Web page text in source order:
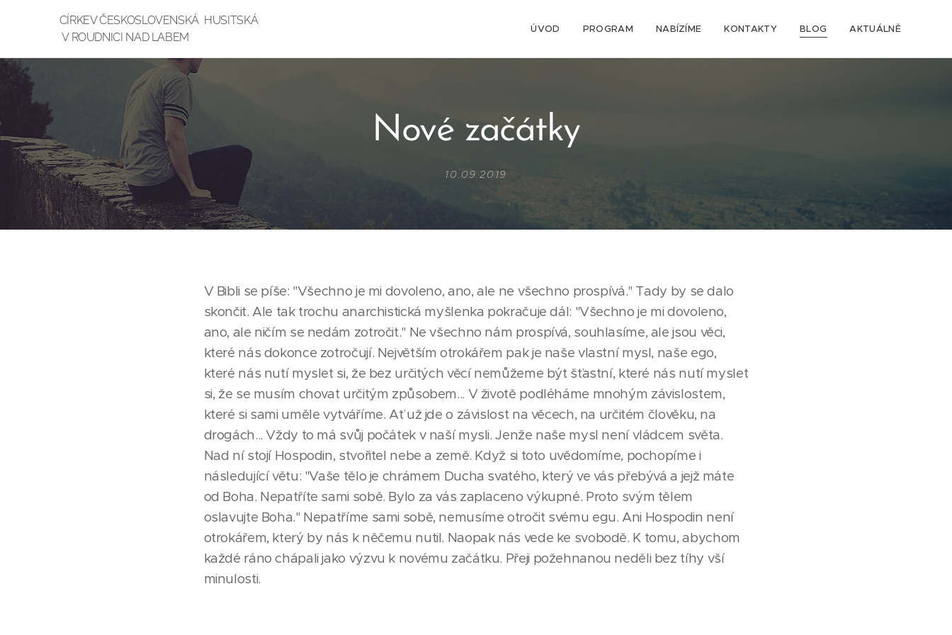
CÍRKEV ČESKOSLOVENSKÁ HUSITSKÁ
V ROUDNICI NAD LABEM
ÚVOD PROGRAM NABÍZÍME KONTAKTY BLOG AKTUÁLNĚ
Nové začátky
10.09.2019
V Bibli se píše: "Všechno je mi dovoleno, ano, ale ne všechno prospívá." Tady by se dalo
skončit. Ale tak trochu anarchistická myšlenka pokračuje dál: "Všechno je mi dovoleno,
ano, ale ničím se nedám zotročit." Ne všechno nám prospívá, souhlasíme, ale jsou věci,
které nás dokonce zotročují. Největším otrokářem pak je naše vlastní mysl, naše ego,
které nás nutí myslet si, že bez určitých věcí nemůžeme být šťastní, které nás nutí myslet
si, že se musím chovat určitým způsobem... V životě podléháme mnohým závislostem,
které si sami uměle vytváříme. Ať už jde o závislost na věcech, na určitém člověku, na
drogách... Vždy to má svůj počátek v naší mysli. Jenže naše mysl není vládcem světa.
Nad ní stojí Hospodin, stvořitel nebe a země. Když si toto uvědomíme, pochopíme i
následující větu: "Vaše tělo je chrámem Ducha svatého, který ve vás přebývá a jejž máte
od Boha. Nepatříte sami sobě. Bylo za vás zaplaceno výkupné. Proto svým tělem
oslavujte Boha." Nepatříme sami sobě, nemusíme otročit svému egu. Ani Hospodin není
otrokářem, který by nás k něčemu nutil. Naopak nás vede ke svobodě. K tomu, abychom
každé ráno chápali jako výzvu k novému začátku. Přeji požehnanou neděli bez tíhy vší
minulosti.